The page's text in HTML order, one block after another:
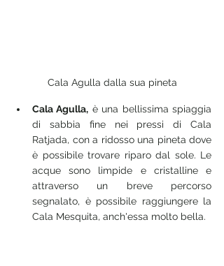
Cala Agulla dalla sua pineta
Cala Agulla, è una bellissima spiaggia
di sabbia fine nei pressi di Cala
Ratjada, con a ridosso una pineta dove
è possibile trovare riparo dal sole. Le
acque sono limpide e cristalline e
attraverso un breve percorso
segnalato, è possibile raggiungere la
Cala Mesquita, anch'essa molto bella.